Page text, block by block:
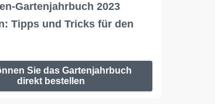
Gartenjahrbuch 2023
Tipps und Tricks für den
Sie das Gartenjahrbuch
direkt bestellen